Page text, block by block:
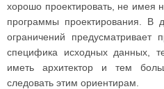
хорошо проектировать, не имея
программы проектирования. В
ограничений предусматривает
специфика исходных данных,
иметь архитектор и тем
следовать этим ориентирам.